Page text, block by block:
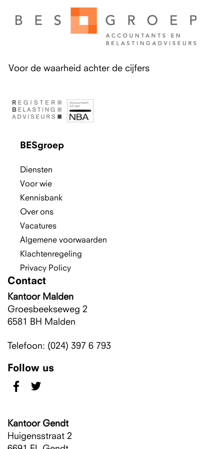
Voor de waarheid achter de cijfers
BESgroep
Diensten
Voor wie
Kennisbank
Over ons
Vacatures
Algemene voorwaarden
Klachtenregeling
Privacy Policy
Contact
Kantoor Malden
Groesbeekseweg 2
6581 BH Malden
Telefoon: (024) 397 6 793
Follow us
Kantoor Gendt
Huigensstraat 2